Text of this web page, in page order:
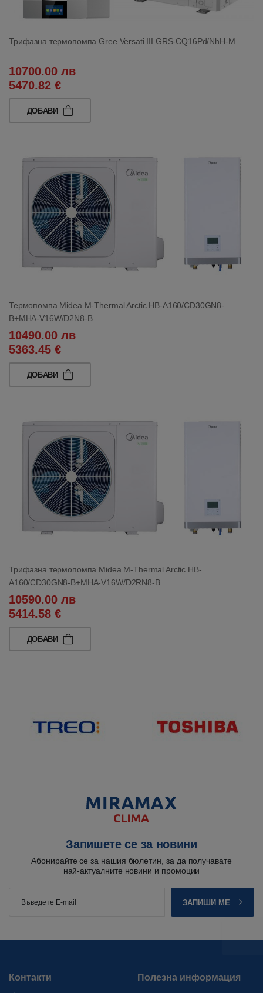
Трифазна термопомпа Gree Versati III GRS-CQ16Pd/NhH-M
10700.00 лв
5470.82 €
ДОБАВИ
Термопомпа Midea M-Thermal Arctic HB-A160/CD30GN8-
B+MHA-V16W/D2N8-B
10490.00 лв
5363.45 €
ДОБАВИ
Трифазна термопомпа Midea M-Thermal Arctic HB-
A160/CD30GN8-B+MHA-V16W/D2RN8-B
10590.00 лв
5414.58 €
ДОБАВИ
Запишете се за новини
Абонирайте се за нашия бюлетин, за да получавате
най-актуалните новини и промоции
ЗАПИШИ МЕ
Контакти Полезна информация